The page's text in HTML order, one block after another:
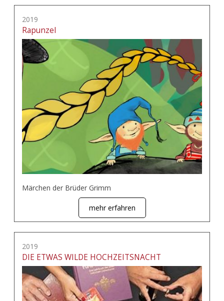
2019
Rapunzel
Märchen der Brüder Grimm
mehr erfahren
2019
DIE ETWAS WILDE HOCHZEITSNACHT